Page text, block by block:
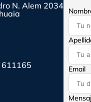
N. Alem 2034
Email